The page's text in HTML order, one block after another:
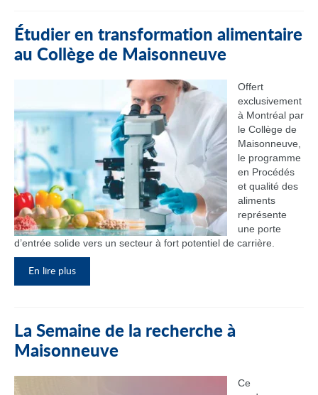
Étudier en transformation alimentaire
au Collège de Maisonneuve
Offert
exclusivement
à Montréal par
le Collège de
Maisonneuve,
le programme
en Procédés
et qualité des
aliments
représente
une porte
d’entrée solide vers un secteur à fort potentiel de carrière.
En lire plus
La Semaine de la recherche à
Maisonneuve
Ce